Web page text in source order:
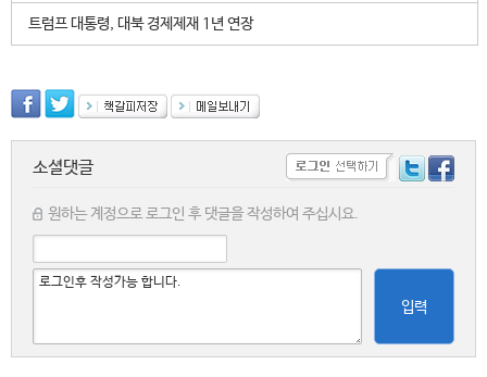
트럼프 대통령, 대북 경제제재 1년 연장
소셜댓글
원하는 계정으로 로그인 후 댓글을 작성하여 주십시요.
입력